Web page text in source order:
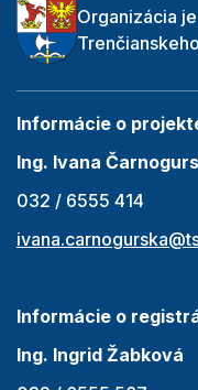
Organizácia
Informácie o
Ing. Ivana
032 / 6555 414
Informácie o
Ing. Ingrid Žabková